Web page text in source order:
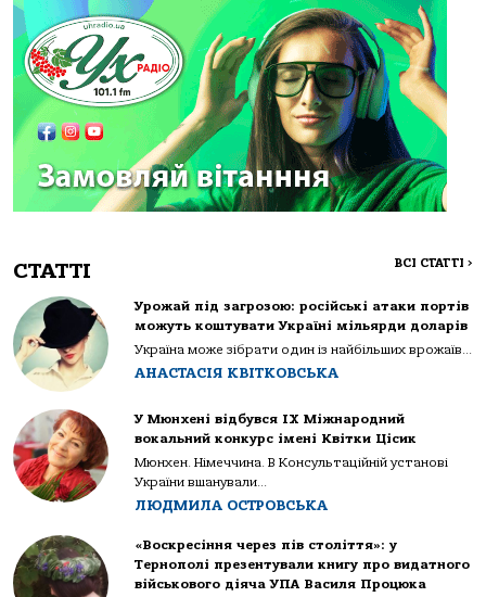
СТАТТІ ВСІ СТАТТІ >
Урожай під загрозою: російські атаки портів
можуть коштувати Україні мільярди доларів
Україна може зібрати один із найбільших врожаїв...
АНАСТАСІЯ КВІТКОВСЬКА
У Мюнхені відбувся IX Міжнародний
вокальний конкурс імені Квітки Цісик
Мюнхен. Німеччина. В Консультаційній установі
України вшанували...
ЛЮДМИЛА ОСТРОВСЬКА
«Воскресіння через пів століття»: у
Тернополі презентували книгу про видатного
військового діяча УПА Василя Процюка